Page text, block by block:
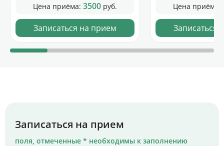
Цена приёма: 3500 руб.
Записаться на прием
Цена приёма:
Записаться
Записаться на прием
поля, отмеченные * необходимы к заполнению